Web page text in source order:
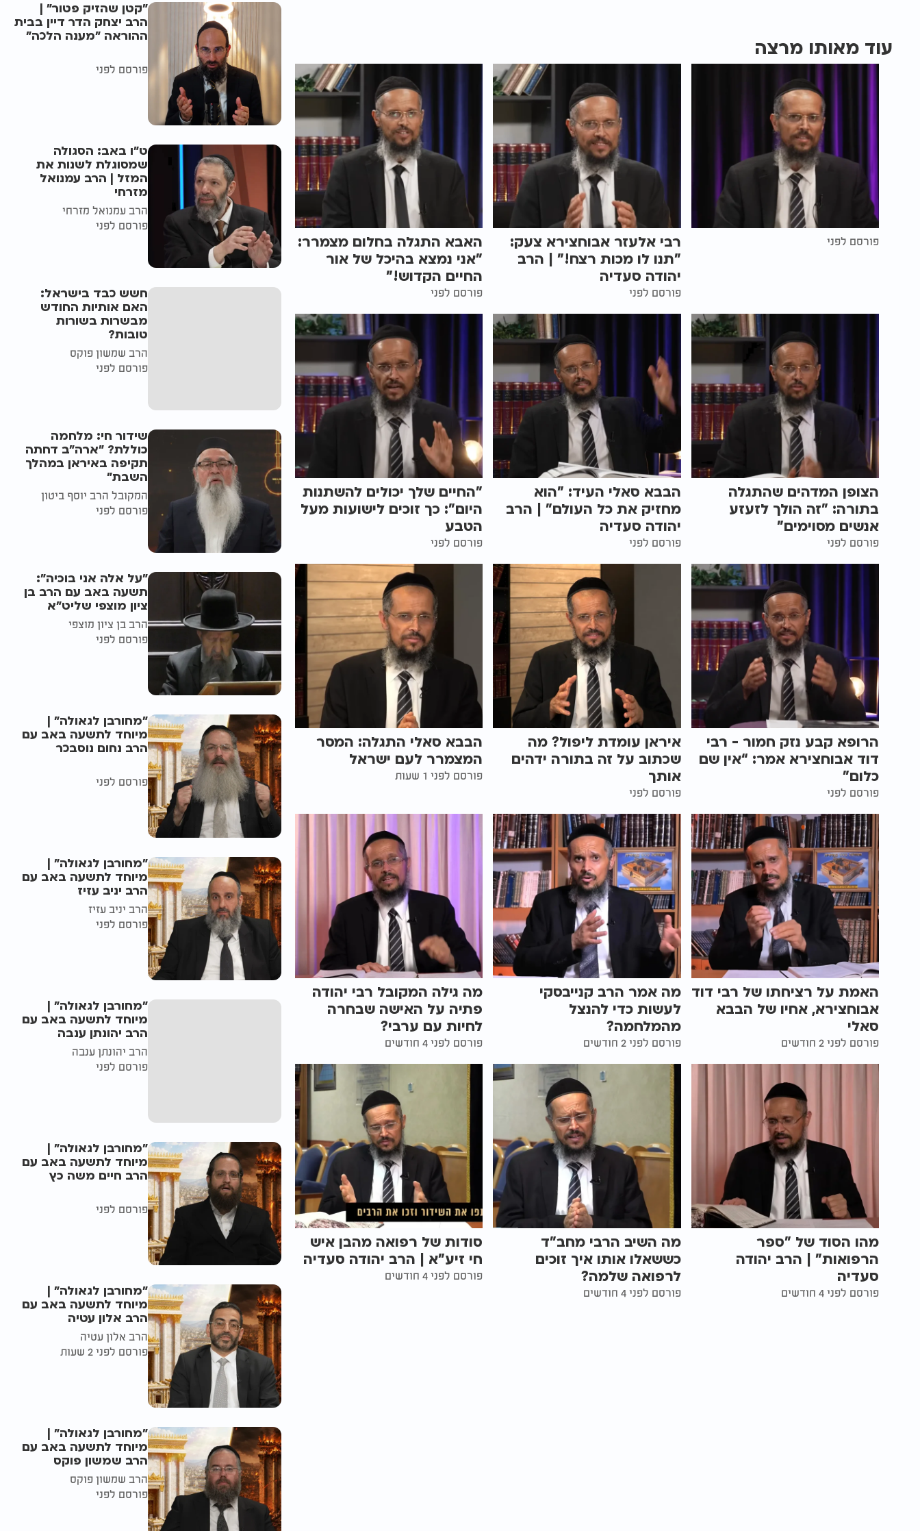
עוד מאותו מרצה
פורסם לפני
רבי אלעזר אבוחצירא צעק:
"תנו לו מכות רצח!" | הרב
יהודה סעדיה
פורסם לפני
האבא התגלה בחלום מצמרר:
"אני נמצא בהיכל של אור
החיים הקדוש!"
פורסם לפני
הצופן המדהים שהתגלה
בתורה: "זה הולך לזעזע
אנשים מסוימים"
פורסם לפני
הבבא סאלי העיד: "הוא
מחזיק את כל העולם" | הרב
יהודה סעדיה
פורסם לפני
"החיים שלך יכולים להשתנות
היום": כך זוכים לישועות מעל
הטבע
פורסם לפני
הרופא קבע נזק חמור - רבי
דוד אבוחצירא אמר: “אין שם
כלום”
פורסם לפני
איראן עומדת ליפול? מה
שכתוב על זה בתורה ידהים
אותך
פורסם לפני
הבבא סאלי התגלה: המסר
המצמרר לעם ישראל
פורסם לפני 1 שעות
האמת על רציחתו של רבי דוד
אבוחצירא, אחיו של הבבא
סאלי
פורסם לפני 2 חודשים
מה אמר הרב קנייבסקי
לעשות כדי להנצל
מהמלחמה?
פורסם לפני 2 חודשים
מה גילה המקובל רבי יהודה
פתיה על האישה שבחרה
לחיות עם ערבי?
פורסם לפני 4 חודשים
מהו הסוד של "ספר
הרפואות" | הרב יהודה
סעדיה
פורסם לפני 4 חודשים
מה השיב הרבי מחב"ד
כששאלו אותו איך זוכים
לרפואה שלמה?
פורסם לפני 4 חודשים
סודות של רפואה מהבן איש
חי זיע"א | הרב יהודה סעדיה
פורסם לפני 4 חודשים
"קטן שהזיק פטור" |
הרב יצחק הדר דיין בבית
ההוראה "מענה הלכה"
פורסם לפני
ט"ו באב: הסגולה
שמסוגלת לשנות את
המזל | הרב עמנואל
מזרחי
הרב עמנואל מזרחי
פורסם לפני
חשש כבד בישראל:
האם אותיות החודש
מבשרות בשורות
טובות?
הרב שמשון פוקס
פורסם לפני
שידור חי: מלחמה
כוללת? ״ארה"ב דחתה
תקיפה באיראן במהלך
השבת״
המקובל הרב יוסף ביטון
פורסם לפני
"על אלה אני בוכיה":
תשעה באב עם הרב בן
ציון מוצפי שליט"א
הרב בן ציון מוצפי
פורסם לפני
"מחורבן לגאולה" |
מיוחד לתשעה באב עם
הרב נחום נוסבכר
פורסם לפני
"מחורבן לגאולה" |
מיוחד לתשעה באב עם
הרב יניב עזיז
הרב יניב עזיז
פורסם לפני
"מחורבן לגאולה" |
מיוחד לתשעה באב עם
הרב יהונתן ענבה
הרב יהונתן ענבה
פורסם לפני
"מחורבן לגאולה" |
מיוחד לתשעה באב עם
הרב חיים משה כץ
פורסם לפני
"מחורבן לגאולה" |
מיוחד לתשעה באב עם
הרב אלון עטיה
הרב אלון עטיה
פורסם לפני 2 שעות
"מחורבן לגאולה" |
מיוחד לתשעה באב עם
הרב שמשון פוקס
הרב שמשון פוקס
פורסם לפני